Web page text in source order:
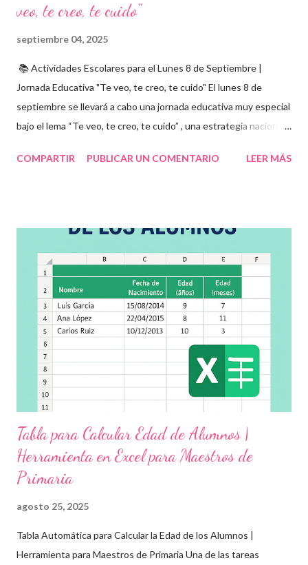
veo, te creo, te cuido"
septiembre 04, 2025
📚 Actividades Escolares para el Lunes 8 de Septiembre |
Jornada Educativa "Te veo, te creo, te cuido" El lunes 8 de
septiembre se llevará a cabo una jornada educativa muy especial
bajo el lema “Te veo, te creo, te cuido” , una estrategia nacional
infantil , y promover la convivencia escolar armónica . Desde el
actividades educativas que podrás aplicar fácilmente en tu
grupo, desde preescolar hasta sexto grado de primaria. 🧠
Objetivos clave de la jornada Promover entornos seguros y
afectivos dentro de la comunidad escolar Sensibilizar sobre el
maltrato, acoso escolar y abuso infantil Desarrollar habilidades
como la empatía, la comunicación y el autocuidado Aplicar ...
COMPARTIR PUBLICAR UN COMENTARIO LEER MÁS
Tabla para Calcular Edad de Alumnos |
Herramienta en Excel para Maestros de
Primaria
agosto 25, 2025
Tabla Automática para Calcular la Edad de los Alumnos |
Herramienta para Maestros de Primaria Una de las tareas